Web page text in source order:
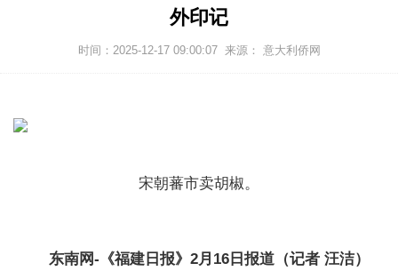
外印记
时间：2025-12-17 09:00:07 来源： 意大利侨网
宋朝蕃市卖胡椒。
东南网-《福建日报》2月16日报道（记者 汪洁）